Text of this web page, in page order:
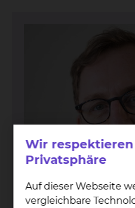
Wir
Privatsphäre
Auf dieser Webseite
vergleichbare